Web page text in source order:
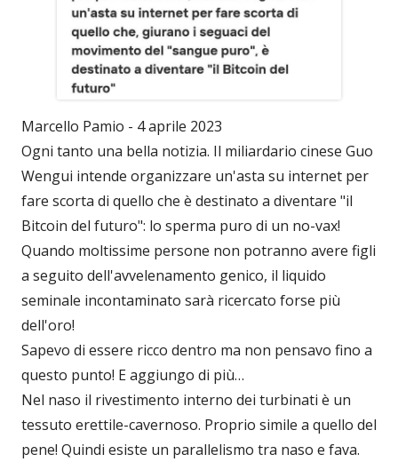
Marcello Pamio - 4 aprile 2023
Ogni tanto una bella notizia. Il miliardario cinese Guo
Wengui intende organizzare un'asta su internet per
fare scorta di quello che è destinato a diventare "il
Bitcoin del futuro": lo sperma puro di un no-vax!
Quando moltissime persone non potranno avere figli
a seguito dell'avvelenamento genico, il liquido
seminale incontaminato sarà ricercato forse più
dell'oro!
Sapevo di essere ricco dentro ma non pensavo fino a
questo punto! E aggiungo di più…
Nel naso il rivestimento interno dei turbinati è un
tessuto erettile-cavernoso. Proprio simile a quello del
pene! Quindi esiste un parallelismo tra naso e fava.